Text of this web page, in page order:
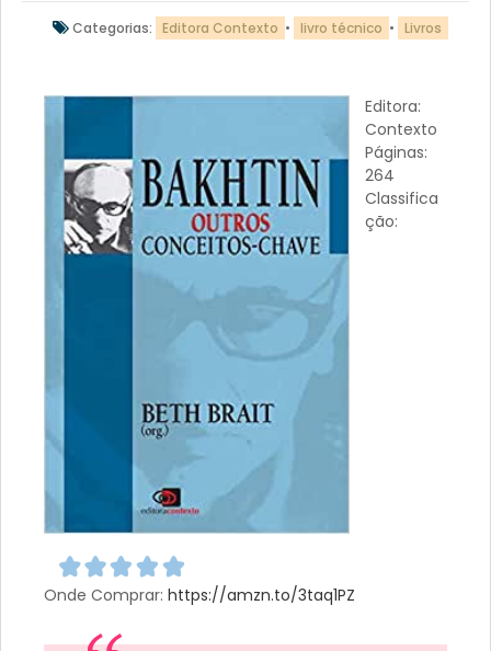
Categorias: Editora Contexto • livro técnico • Livros
Editora:
Contexto
Páginas:
264
Classifica
ção:
Onde Comprar: https://amzn.to/3taq1PZ